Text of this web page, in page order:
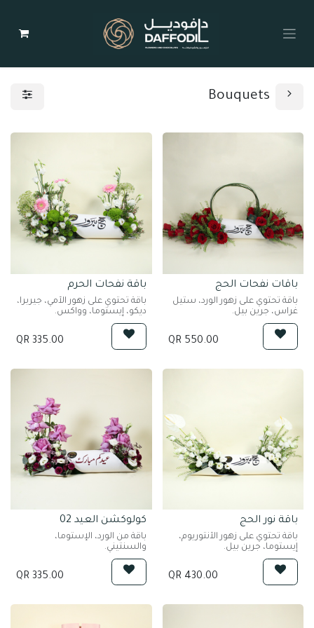
Bouquets
باقات نفحات الحج
باقة تحتوي على زهور الورد، ستيل
غراس، جرين بيل.
550.00
باقة نفحات الحرم
باقة تحتوي على زهور الأمي، جيربرا،
ديكو، إيستوما، وواكس.
335.00
باقة نور الحج
باقة تحتوي على زهور الأنثوريوم،
إيستوما، جرين بيل.
430.00
كولوكشن العيد 02
باقة من الورد، الإستوما،
والسنتيني.
335.00